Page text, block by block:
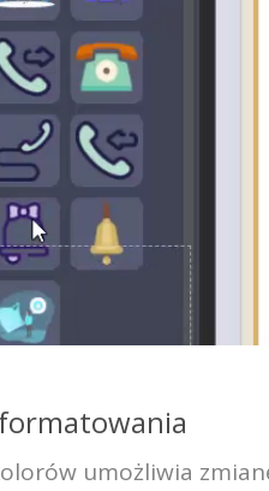
umożliwia